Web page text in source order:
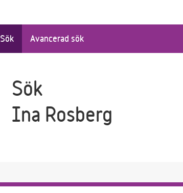
Sök Avancerad sök
Sök
Ina Rosberg